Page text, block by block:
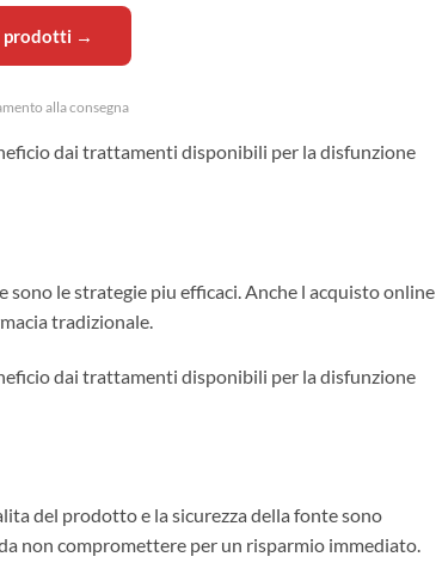
prodotti →
alla consegna
dai trattamenti disponibili per la disfunzione
le strategie piu efficaci. Anche l acquisto online
tradizionale.
dai trattamenti disponibili per la disfunzione
del prodotto e la sicurezza della fonte sono
non compromettere per un risparmio immediato.